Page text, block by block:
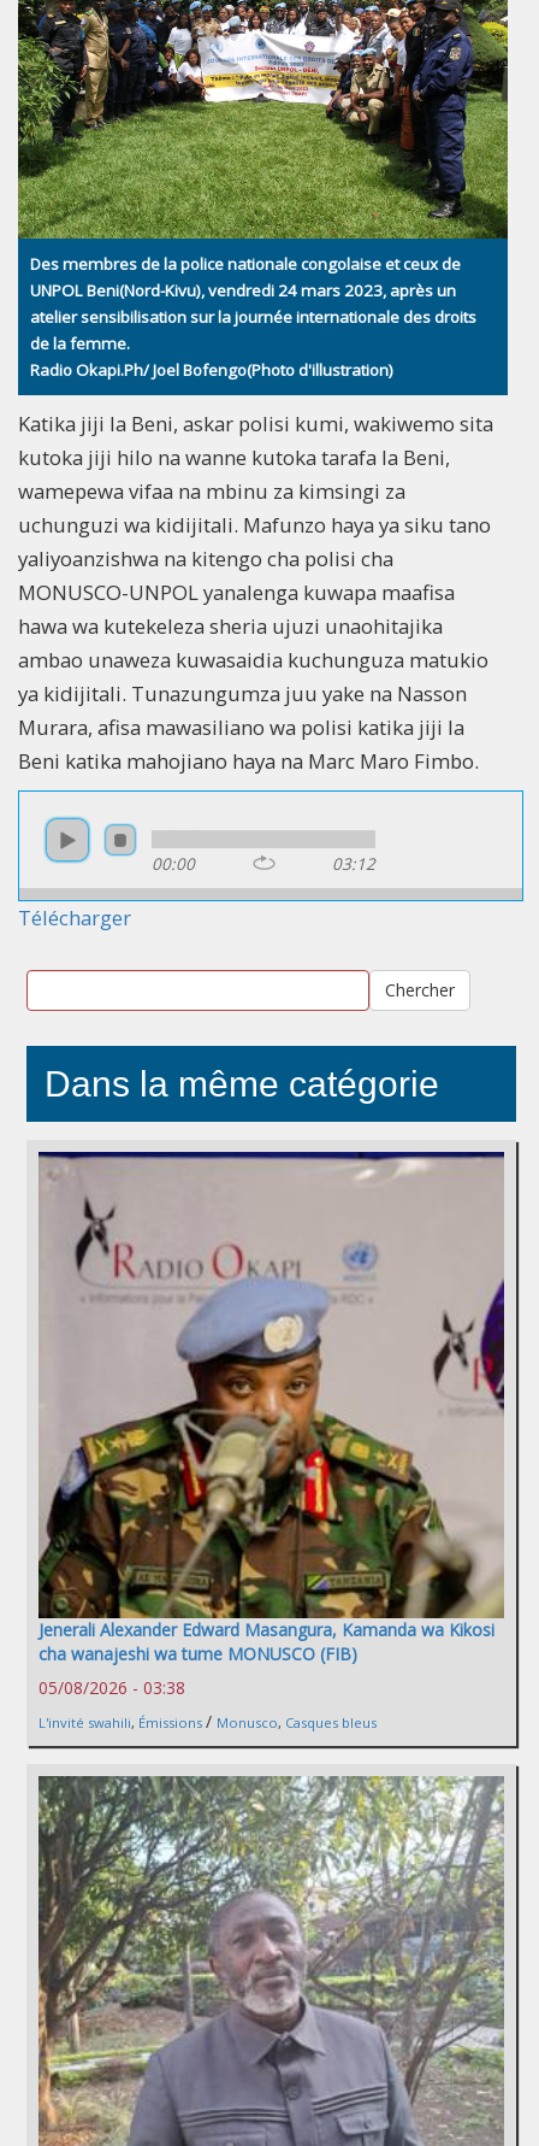
Des membres de la police nationale congolaise et ceux de
UNPOL Beni(Nord-Kivu), vendredi 24 mars 2023, après un
atelier sensibilisation sur la journée internationale des droits
de la femme.
Radio Okapi.Ph/ Joel Bofengo(Photo d'illustration)
Katika jiji la Beni, askar polisi kumi, wakiwemo sita
kutoka jiji hilo na wanne kutoka tarafa la Beni,
wamepewa vifaa na mbinu za kimsingi za
uchunguzi wa kidijitali. Mafunzo haya ya siku tano
yaliyoanzishwa na kitengo cha polisi cha
MONUSCO-UNPOL yanalenga kuwapa maafisa
hawa wa kutekeleza sheria ujuzi unaohitajika
ambao unaweza kuwasaidia kuchunguza matukio
ya kidijitali. Tunazungumza juu yake na Nasson
Murara, afisa mawasiliano wa polisi katika jiji la
Beni katika mahojiano haya na Marc Maro Fimbo.
00:00 03:12
Télécharger
Chercher
Dans la même catégorie
Jenerali Alexander Edward Masangura, Kamanda wa Kikosi
cha wanajeshi wa tume MONUSCO (FIB)
05/08/2026 - 03:38
L'invité swahili, Émissions / Monusco, Casques bleus